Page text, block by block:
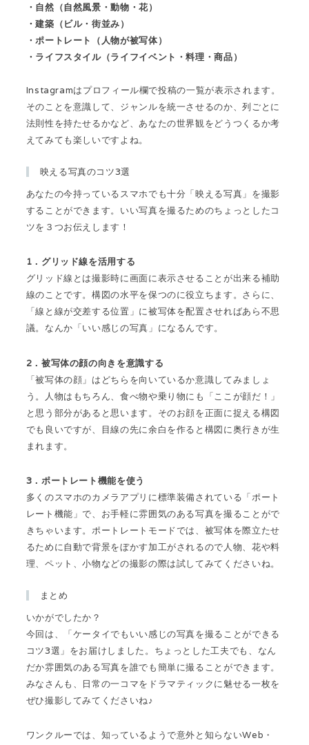
・自然（自然風景・動物・花）
・建築（ビル・街並み）
・ポートレート（人物が被写体）
・ライフスタイル（ライフイベント・料理・商品）
Instagramはプロフィール欄で投稿の一覧が表示されます。
そのことを意識して、ジャンルを統一させるのか、列ごとに
法則性を持たせるかなど、あなたの世界観をどうつくるか考
えてみても楽しいですよね。
映える写真のコツ3選
あなたの今持っているスマホでも十分「映える写真」を撮影
することができます。いい写真を撮るためのちょっとしたコ
ツを３つお伝えします！
1．グリッド線を活用する
グリッド線とは撮影時に画面に表示させることが出来る補助
線のことです。構図の水平を保つのに役立ちます。さらに、
「線と線が交差する位置」に被写体を配置させればあら不思
議。なんか「いい感じの写真」になるんです。
2．被写体の顔の向きを意識する
「被写体の顔」はどちらを向いているか意識してみましょ
う。人物はもちろん、食べ物や乗り物にも「ここが顔だ！」
と思う部分があると思います。そのお顔を正面に捉える構図
でも良いですが、目線の先に余白を作ると構図に奥行きが生
まれます。
3．ポートレート機能を使う
多くのスマホのカメラアプリに標準装備されている「ポート
レート機能」で、お手軽に雰囲気のある写真を撮ることがで
きちゃいます。ポートレートモードでは、被写体を際立たせ
るために自動で背景をぼかす加工がされるので人物、花や料
理、ペット、小物などの撮影の際は試してみてくださいね。
まとめ
いかがでしたか？
今回は、「ケータイでもいい感じの写真を撮ることができる
コツ3選」をお届けしました。ちょっとした工夫でも、なん
だか雰囲気のある写真を誰でも簡単に撮ることができます。
みなさんも、日常の一コマをドラマティックに魅せる一枚を
ぜひ撮影してみてくださいね♪
ワンクルーでは、知っているようで意外と知らないWeb・